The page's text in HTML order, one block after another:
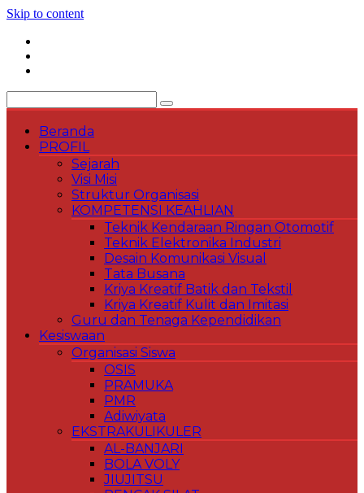
Skip to content
Beranda
PROFIL
Sejarah
Visi Misi
Struktur Organisasi
KOMPETENSI KEAHLIAN
Teknik Kendaraan Ringan Otomotif
Teknik Elektronika Industri
Desain Komunikasi Visual
Tata Busana
Kriya Kreatif Batik dan Tekstil
Kriya Kreatif Kulit dan Imitasi
Guru dan Tenaga Kependidikan
Kesiswaan
Organisasi Siswa
OSIS
PRAMUKA
PMR
Adiwiyata
EKSTRAKULIKULER
AL-BANJARI
BOLA VOLY
JIUJITSU